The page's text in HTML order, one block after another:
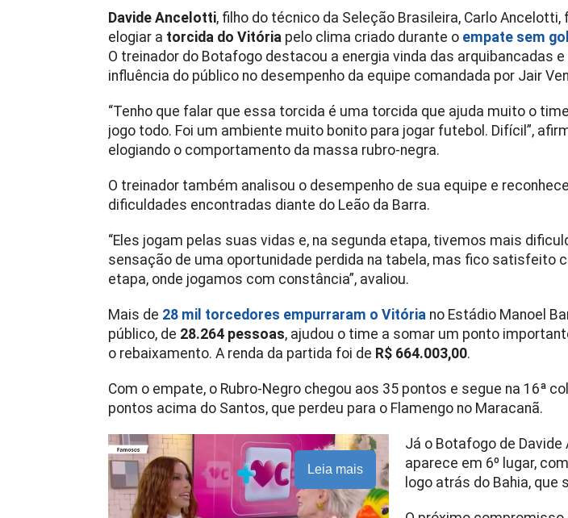
Davide Ancelotti, filho do técnico da Seleção Brasileira, Carlo
elogiar a torcida do Vitória pelo clima criado durante o empate sem
O treinador do Botafogo destacou a energia vinda das arquibancadas
influência do público no desempenho da equipe comandada por Jair
“Tenho que falar que essa torcida é uma torcida que ajuda muito o
jogo todo. Foi um ambiente muito bonito para jogar futebol. Difícil”,
elogiando o comportamento da massa rubro-negra.
O treinador também analisou o desempenho de sua equipe e
dificuldades encontradas diante do Leão da Barra.
“Eles jogam pelas suas vidas e, na segunda etapa, tivemos mais
sensação de uma oportunidade perdida na tabela, mas fico satisfeito
etapa, onde jogamos com constância”, avaliou.
Mais de 28 mil torcedores empurraram o Vitória no Estádio Manoel
público, de 28.264 pessoas, ajudou o time a somar um ponto
o rebaixamento. A renda da partida foi de R$ 664.003,00.
Com o empate, o Rubro-Negro chegou aos 35 pontos e segue na 16ª
pontos acima do Santos, que perdeu para o Flamengo no Maracanã.
Leia mais
Já o Botafogo de Davide
aparece em 6º lugar,
logo atrás do Bahia, que